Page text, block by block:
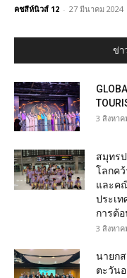
คชสีห์นิวส์ 12 - 27 มีนาคม 2024
ข่า
3 สิงหาค
สมุทร
โลกค
และค
ประเท
การต้
3 สิงหาค
นายก
ตะวันอ